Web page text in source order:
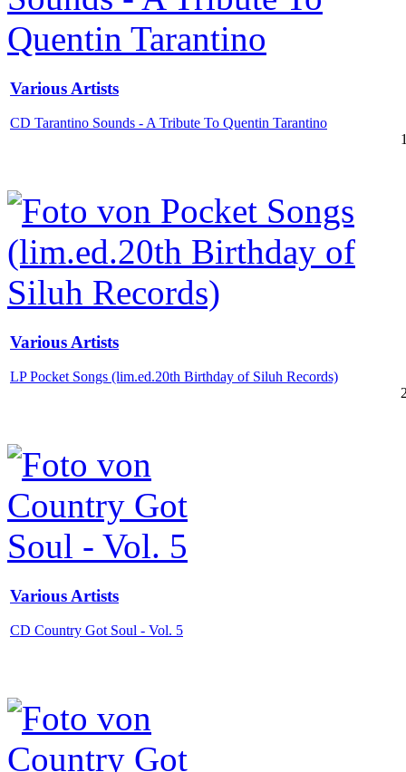
Various Artists
CD Tarantino Sounds - A Tribute To Quentin Tarantino
Various Artists
LP Pocket Songs (lim.ed.20th Birthday of Siluh Records)
Various Artists
CD Country Got Soul - Vol. 5